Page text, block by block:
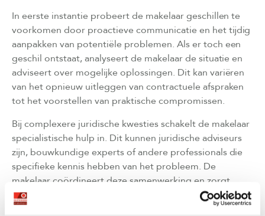
In eerste instantie probeert de makelaar geschillen te
voorkomen door proactieve communicatie en het tijdig
aanpakken van potentiële problemen. Als er toch een
geschil ontstaat, analyseert de makelaar de situatie en
adviseert over mogelijke oplossingen. Dit kan variëren
van het opnieuw uitleggen van contractuele afspraken
tot het voorstellen van praktische compromissen.
Bij complexere juridische kwesties schakelt de makelaar
specialistische hulp in. Dit kunnen juridische adviseurs
zijn, bouwkundige experts of andere professionals die
specifieke kennis hebben van het probleem. De
makelaar coördineert deze samenwerking en zorgt
ervoor dat de verkoper goed wordt vertegenwoordigd
en geïnformeerd blijft over alle ontwikkelingen.